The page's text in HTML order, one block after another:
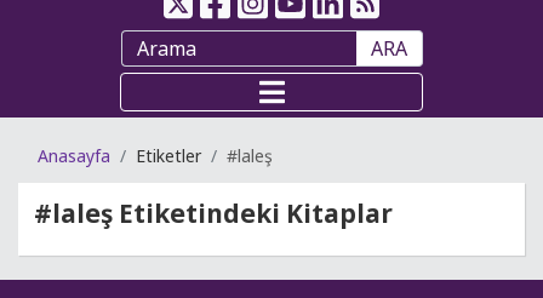
ARA
Anasayfa Etiketler #laleş
#laleş Etiketindeki Kitaplar